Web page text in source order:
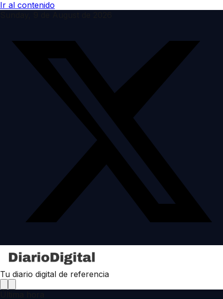
Ir al contenido
Tu diario digital de referencia